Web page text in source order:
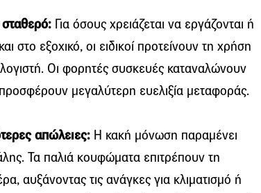
Για όσους χρειάζεται να εργάζονται ή
στο εξοχικό, οι ειδικοί προτείνουν τη χρήση
Οι φορητές συσκευές καταναλώνουν
μεγαλύτερη ευελιξία μεταφοράς.
απώλειες: Η κακή μόνωση παραμένει
Τα παλιά κουφώματα επιτρέπουν τη
αυξάνοντας τις ανάγκες για κλιματισμό ή